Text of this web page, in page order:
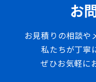
お
お見積りの相談や
私たちが丁寧
ぜひお気軽に